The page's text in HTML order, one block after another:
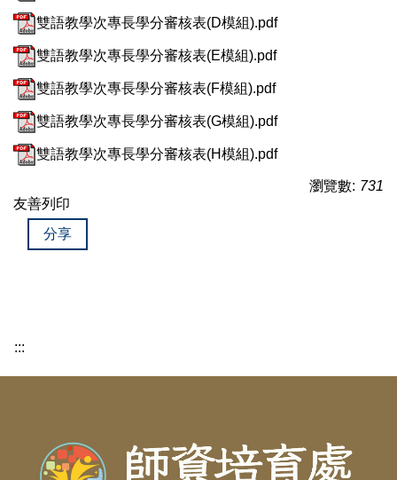
雙語教學次專長學分審核表(D模組).pdf
雙語教學次專長學分審核表(E模組).pdf
雙語教學次專長學分審核表(F模組).pdf
雙語教學次專長學分審核表(G模組).pdf
雙語教學次專長學分審核表(H模組).pdf
瀏覽數: 731
友善列印
分享
:::